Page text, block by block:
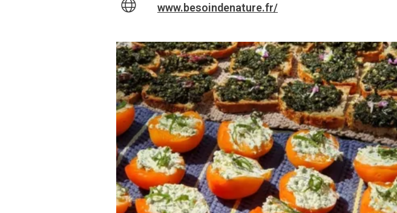
www.besoindenature.fr/